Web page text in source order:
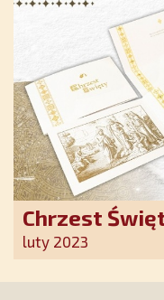
Chrzest
wspólnoty
luty 2023